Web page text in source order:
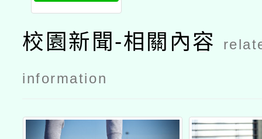
校園新聞-相關內容
information